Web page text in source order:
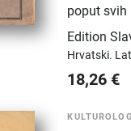
poput svih
Edition
Hrvatski.
18,26 €